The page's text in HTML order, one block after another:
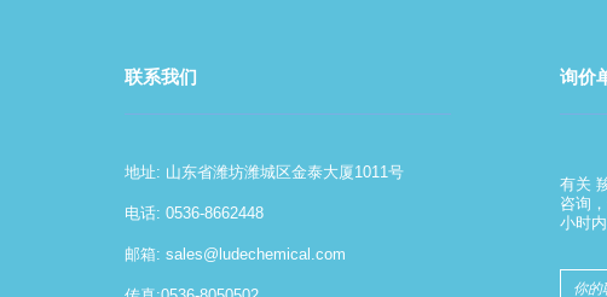
联系我们
地址: 山东省潍坊潍城区金泰大厦1011号
电话: 0536-8662448
邮箱: sales@ludechemical.com
询价
有关
咨询
小时内